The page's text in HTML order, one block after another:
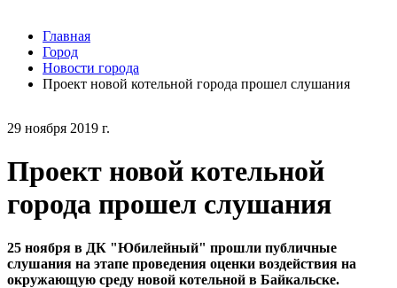
29 ноября 2019 г.
Проект новой котельной
города прошел слушания
25 ноября в ДК "Юбилейный" прошли публичные
слушания на этапе проведения оценки воздействия на
окружающую среду новой котельной в Байкальске.
Главная
Город
Новости города
Проект новой котельной города прошел слушания